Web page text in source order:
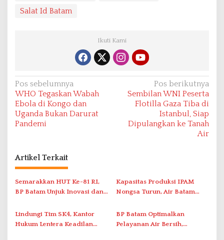
Salat Id Batam
Ikuti Kami
N
a
v
i
a
s
i
p
o
s
Pos sebelumnya
WHO Tegaskan Wabah
Ebola di Kongo dan
Uganda Bukan Darurat
Pandemi
Pos berikutnya
Sembilan WNI Peserta
Flotilla Gaza Tiba di
Istanbul, Siap
Dipulangkan ke Tanah
Air
Artikel Terkait
Semarakkan HUT Ke-81 RI,
BP Batam Unjuk Inovasi dan
Pawai Pembangunan
Kapasitas Produksi IPAM
Nongsa Turun, Air Batam
Air
Lindungi Tim SK4, Kantor
Hukum Lentera Keadilan
BP Batam Optimalkan
Pelayanan Air Bersih,